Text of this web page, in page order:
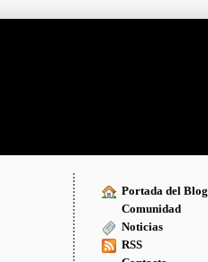
Portada del Blog
Comunidad
Noticias
RSS